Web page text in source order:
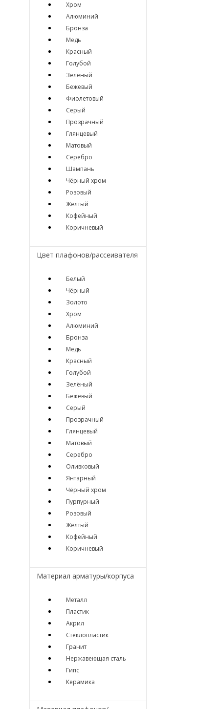
Хром
Алюминий
Бронза
Медь
Красный
Голубой
Зелёный
Бежевый
Фиолетовый
Серый
Прозрачный
Глянцевый
Матовый
Серебро
Шампань
Чёрный хром
Розовый
Жёлтый
Кофейный
Коричневый
Цвет плафонов/рассеивателя
Белый
Чёрный
Золото
Хром
Алюминий
Бронза
Медь
Красный
Голубой
Зелёный
Бежевый
Серый
Прозрачный
Глянцевый
Матовый
Серебро
Оливковый
Янтарный
Чёрный хром
Пурпурный
Розовый
Жёлтый
Кофейный
Коричневый
Материал арматуры/корпуса
Металл
Пластик
Акрил
Стеклопластик
Гранит
Нержавеющая сталь
Гипс
Керамика